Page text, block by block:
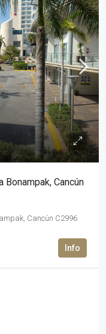
Bonampak, Cancún
Cancún C2996